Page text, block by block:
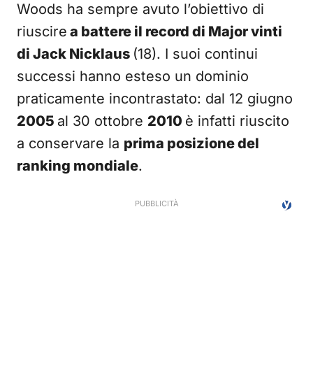
Woods ha sempre avuto l’obiettivo di
riuscire a battere il record di Major vinti
di Jack Nicklaus (18). I suoi continui
successi hanno esteso un dominio
praticamente incontrastato: dal 12 giugno
2005 al 30 ottobre 2010 è infatti riuscito
a conservare la prima posizione del
ranking mondiale.